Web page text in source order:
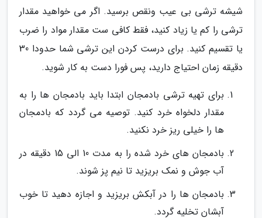
شیشه ترشی بی عیب ونقص برسید. اگر می خواهید مقدار
ترشی را کم یا زیاد کنید، فقط کافی ست مقدار مواد را ضرب
یا تقسیم کنید. برای درست کردن این ترشی شما حدودا 30
دقیقه زمان احتیاج دارید، پس فورا دست به کار شوید.
برای تهیه ترشی بادمجان ابتدا باید بادمجان ها را به
مقدار دلخواه خرد کنید. توصیه می گردد که بادمجان
ها را خیلی ریز خرد نکنید.
بادمجان های خرد شده را به مدت 10 الی 15 دقیقه در
آب جوش و نمک بریزید تا نیم پز شوند.
بادمجان ها را در آبکش بریزید و اجازه دهید تا خوب
آبشان تخلیه گردد.